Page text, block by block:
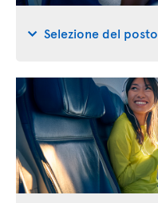
Selezione del posto